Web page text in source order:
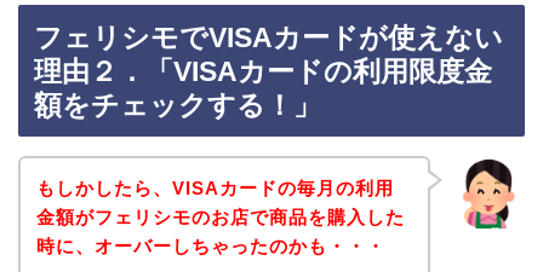
フェリシモでVISAカードが使えない
理由２．「VISAカードの利用限度金
額をチェックする！」
もしかしたら、VISAカードの毎月の利用
金額がフェリシモのお店で商品を購入した
時に、オーバーしちゃったのかも・・・